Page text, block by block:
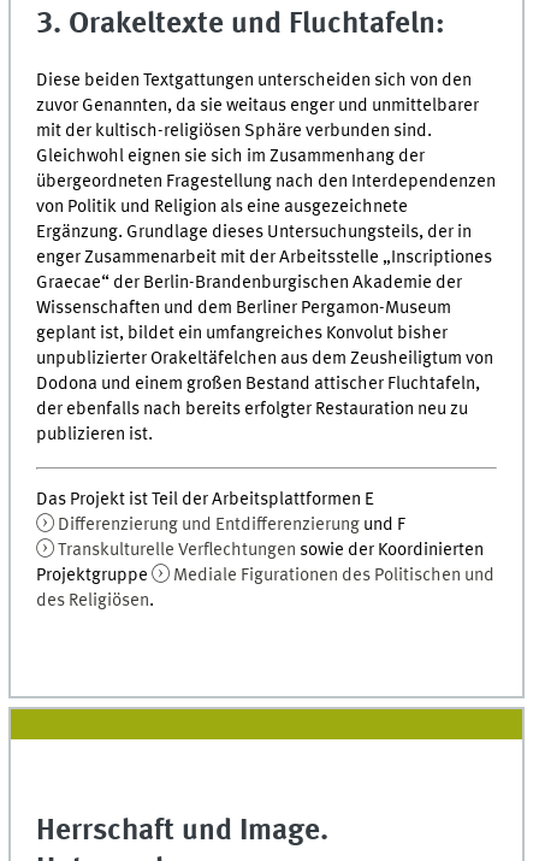
3. Orakeltexte und Fluchtafeln:
Diese beiden Textgattungen unterscheiden sich von den
zuvor Genannten, da sie weitaus enger und unmittelbarer
mit der kultisch-religiösen Sphäre verbunden sind.
Gleichwohl eignen sie sich im Zusammenhang der
übergeordneten Fragestellung nach den Interdependenzen
von Politik und Religion als eine ausgezeichnete
Ergänzung. Grundlage dieses Untersuchungsteils, der in
enger Zusammenarbeit mit der Arbeitsstelle „Inscriptiones
Graecae“ der Berlin-Brandenburgischen Akademie der
Wissenschaften und dem Berliner Pergamon-Museum
geplant ist, bildet ein umfangreiches Konvolut bisher
unpublizierter Orakeltäfelchen aus dem Zeusheiligtum von
Dodona und einem großen Bestand attischer Fluchtafeln,
der ebenfalls nach bereits erfolgter Restauration neu zu
publizieren ist.
Das Projekt ist Teil der Arbeitsplattformen E
Differenzierung und Entdifferenzierung und F
Transkulturelle Verflechtungen sowie der Koordinierten
Projektgruppe
Mediale Figurationen des Politischen und
des Religiösen.
Herrschaft und Image.